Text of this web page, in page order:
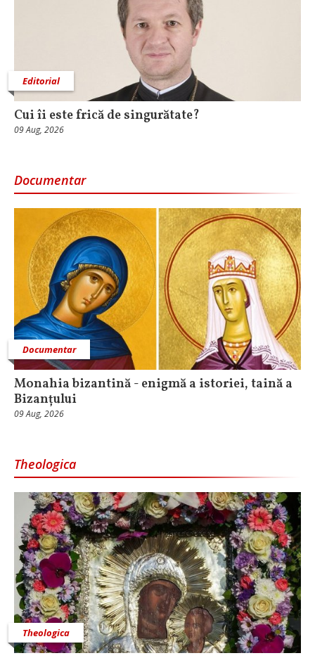
Editorial
Cui îi este frică de singurătate?
09 Aug, 2026
Documentar
Documentar
Monahia bizantină - enigmă a istoriei, taină a
Bizanțului
09 Aug, 2026
Theologica
Theologica